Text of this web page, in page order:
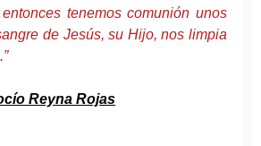
tenemos comunión unos
de Jesús, su Hijo, nos limpia
Reyna Rojas